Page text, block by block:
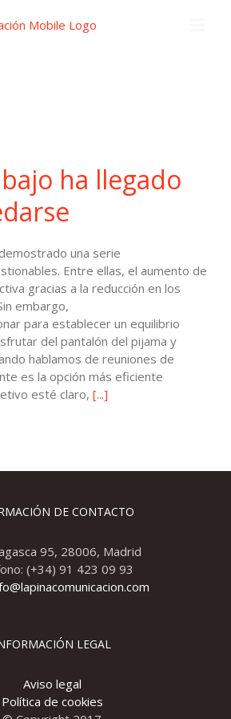
ha llegado
una serie
Entre ellas, el aumento de
gracias a la reducción en los
embargo,
para establecer un equilibrio
del pantalón del pijama y
hablamos de reuniones de
es la opción más eficiente
esté claro, [...]
DE CONTACTO
95, 28006, Madrid
(+34) 91 423 09 93
LEGAL
Aviso legal
Política de cookies